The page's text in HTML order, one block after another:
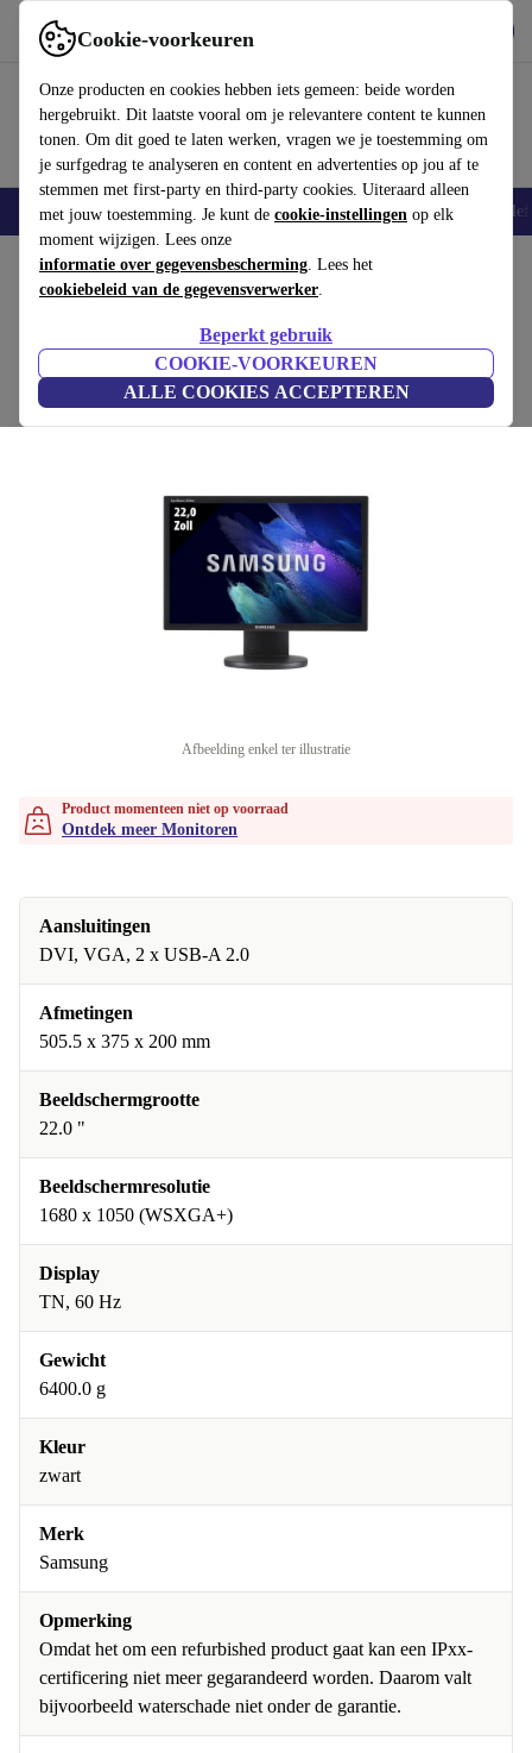
Cookie-voorkeuren
Onze producten en cookies hebben iets gemeen: beide worden
hergebruikt. Dit laatste vooral om je relevantere content te kunnen
tonen. Om dit goed te laten werken, vragen we je toestemming om
je surfgedrag te analyseren en content en advertenties op jou af te
stemmen met first-party en third-party cookies. Uiteraard alleen
met jouw toestemming. Je kunt de cookie-instellingen op elk
moment wijzigen. Lees onze
informatie over gegevensbescherming. Lees het
cookiebeleid van de gegevensverwerker.
Beperkt gebruik
COOKIE-VOORKEUREN
ALLE COOKIES ACCEPTEREN
Gebruik refurbed snel en eenvoudig
Smartphones Laptops Tablets Smartwatches Accessoires
Home Producten Monitoren
Samsung SyncMaster 2243QW | 22"
Zwart
(Beoordelingen worden verzameld)
Afbeelding enkel ter illustratie
Product momenteen niet op voorraad
Ontdek meer Monitoren
Aansluitingen
DVI, VGA, 2 x USB-A 2.0
Afmetingen
505.5 x 375 x 200 mm
Beeldschermgrootte
22.0 "
Beeldschermresolutie
1680 x 1050 (WSXGA+)
Display
TN, 60 Hz
Gewicht
6400.0 g
Kleur
zwart
Merk
Samsung
Opmerking
Omdat het om een refurbished product gaat kan een IPxx-
certificering niet meer gegarandeerd worden. Daarom valt
bijvoorbeeld waterschade niet onder de garantie.